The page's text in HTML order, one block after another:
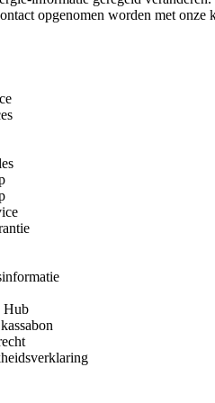
opgenomen worden met onze
Hub